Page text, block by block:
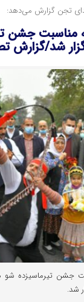
تجن گزارش می‌دهد:
مناسبت جشن
شد/گزارش
جشن تیرماسیزده شو
شد.